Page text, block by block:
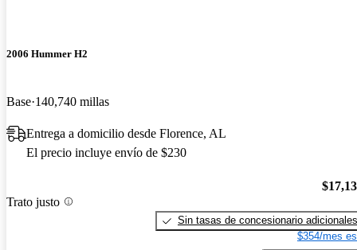
2006 Hummer H2
Base 140,740 millas
Entrega a domicilio desde Florence, AL
El precio incluye envío de $230
Trato justo
Sin tasas de concesionario adicionales
$354/mes